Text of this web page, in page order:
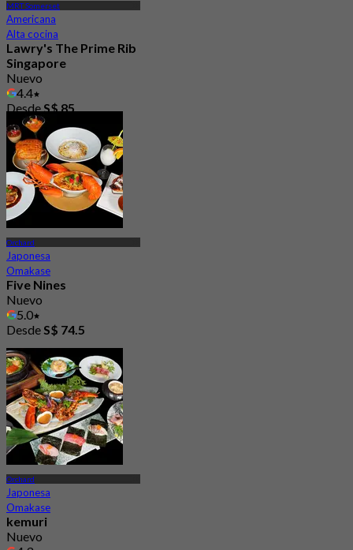
MRT Somerset
Americana
Alta cocina
Lawry's The Prime Rib
Singapore
Nuevo
4.4
DesdeS$ 85
Orchard
Japonesa
Omakase
Five Nines
Nuevo
5.0
DesdeS$ 74.5
Orchard
Japonesa
Omakase
kemuri
Nuevo